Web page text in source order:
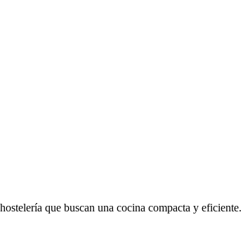
que buscan una cocina compacta y